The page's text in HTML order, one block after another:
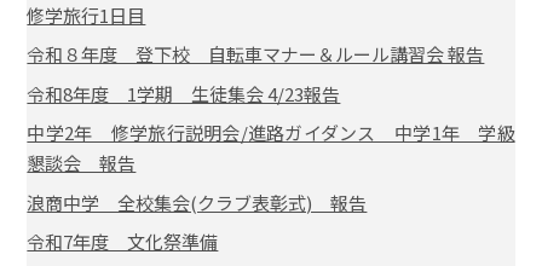
修学旅行1日目
令和８年度 登下校 自転車マナー＆ルール講習会 報告
令和8年度 1学期 生徒集会 4/23報告
中学2年 修学旅行説明会/進路ガイダンス 中学1年 学級
懇談会 報告
浪商中学 全校集会(クラブ表彰式) 報告
令和7年度 文化祭準備